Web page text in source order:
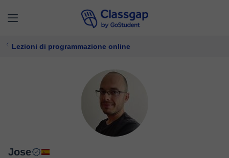
Lezioni di programmazione online
Jose